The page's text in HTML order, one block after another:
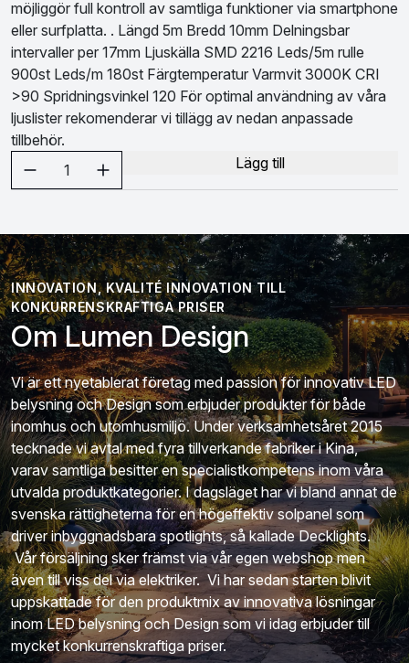
möjliggör full kontroll av samtliga funktioner via smartphone
eller surfplatta. . Längd 5m Bredd 10mm Delningsbar
intervaller per 17mm Ljuskälla SMD 2216 Leds/5m rulle
900st Leds/m 180st Färgtemperatur Varmvit 3000K CRI
>90 Spridningsvinkel 120 För optimal användning av våra
ljuslister rekomenderar vi tillägg av nedan anpassade
tillbehör.
Välj antal1 Lägg till
INNOVATION, KVALITÉ INNOVATION TILL
KONKURRENSKRAFTIGA PRISER
Om Lumen Design
Vi är ett nyetablerat företag med passion för innovativ LED
belysning och Design som erbjuder produkter för både
inomhus och utomhusmiljö. Under verksamhetsåret 2015
tecknade vi avtal med fyra tillverkande fabriker i Kina,
varav samtliga besitter en specialistkompetens inom våra
utvalda produktkategorier. I dagsläget har vi bland annat de
svenska rättigheterna för en högeffektiv solpanel som
driver inbyggnadsbara spotlights, så kallade Decklights.
Vår försäljning sker främst via vår egen webshop men
även till viss del via elektriker. Vi har sedan starten blivit
uppskattade för den produktmix av innovativa lösningar
inom LED belysning och Design som vi idag erbjuder till
mycket konkurrenskraftiga priser.